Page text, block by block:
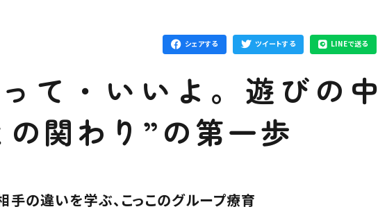
シェアする ツイートする LINEで送る
て・いいよ。遊びの中
関わり”の第一歩
手の違いを学ぶ、こっこのグループ療育